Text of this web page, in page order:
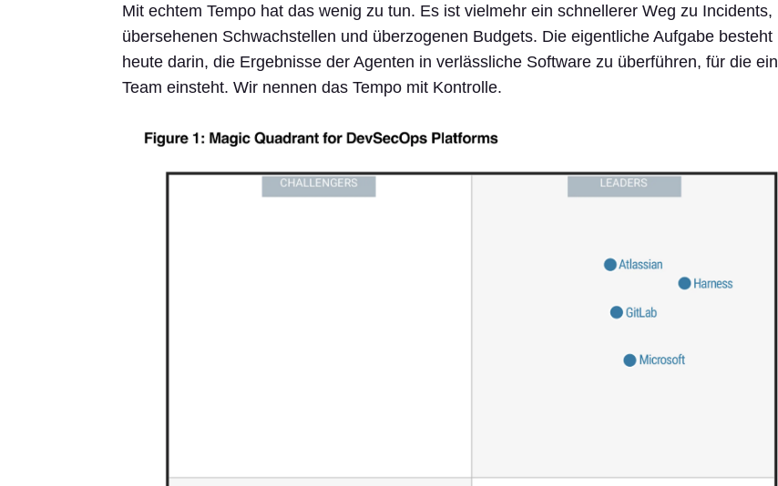
Mit echtem Tempo hat das wenig zu tun. Es ist vielmehr ein schnellerer Weg zu Incidents,
übersehenen Schwachstellen und überzogenen Budgets. Die eigentliche Aufgabe besteht
heute darin, die Ergebnisse der Agenten in verlässliche Software zu überführen, für die ein
Team einsteht. Wir nennen das Tempo mit Kontrolle.